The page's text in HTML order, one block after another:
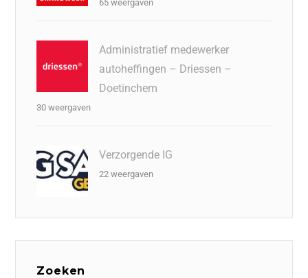
65 weergaven
Administratief medewerker
autoheffingen – Driessen –
Doetinchem
30 weergaven
Verzorgende IG
22 weergaven
Zoeken